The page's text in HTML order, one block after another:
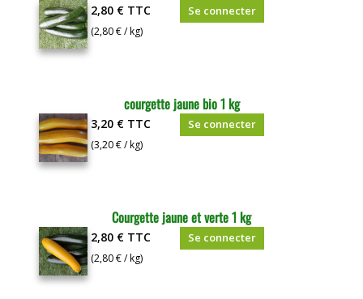
2,80 € TTC
(2,80 € / kg)
Se connecter
courgette jaune bio 1 kg
3,20 € TTC
(3,20 € / kg)
Se connecter
Courgette jaune et verte 1 kg
2,80 € TTC
(2,80 € / kg)
Se connecter